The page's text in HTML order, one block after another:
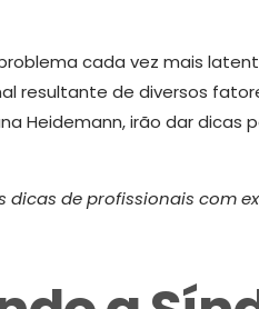
cada vez mais
resultante de diversos
Heidemann, irão dar
dicas de profissionais com